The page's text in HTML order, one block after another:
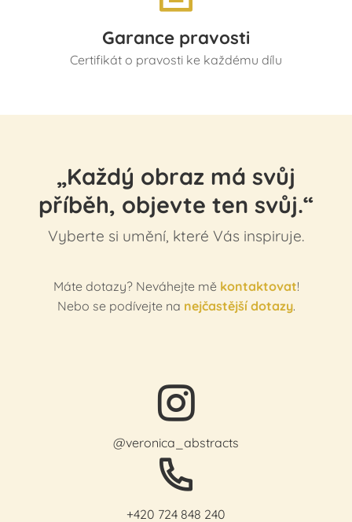
Garance pravosti
Certifikát o pravosti ke každému dílu
„Každý obraz má svůj
příběh, objevte ten svůj.“
Vyberte si umění, které Vás inspiruje.
Máte dotazy? Neváhejte mě kontaktovat!
Nebo se podívejte na nejčastější dotazy.
@veronica_abstracts
+420 724 848 240